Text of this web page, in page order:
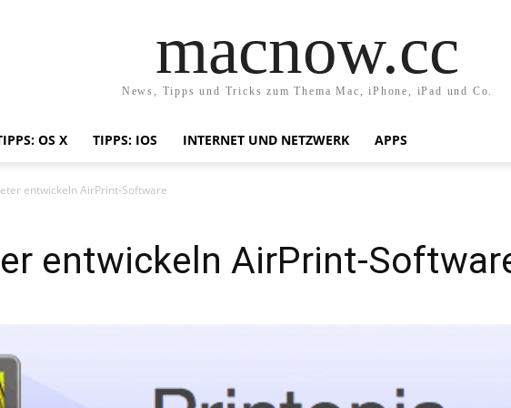
macnow.cc
News, Tipps und Tricks zum Thema Mac, iPhone, iPad und Co.
OS X TIPPS: IOS INTERNET UND NETZWERK APPS
entwickeln AirPrint-Software
entwickeln AirPrint-